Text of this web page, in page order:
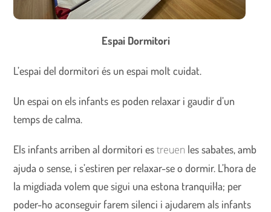
Espai Dormitori
L’espai del dormitori és un espai molt cuidat.
Un espai on els infants es poden relaxar i gaudir d’un
temps de calma.
Els infants arriben al dormitori estreuen les sabates, amb
ajuda o sense, i s’estiren per relaxar-se o dormir. L’hora de
la migdiada volem que sigui una estona tranquil·la; per
poder-ho aconseguir farem silenci i ajudarem als infants